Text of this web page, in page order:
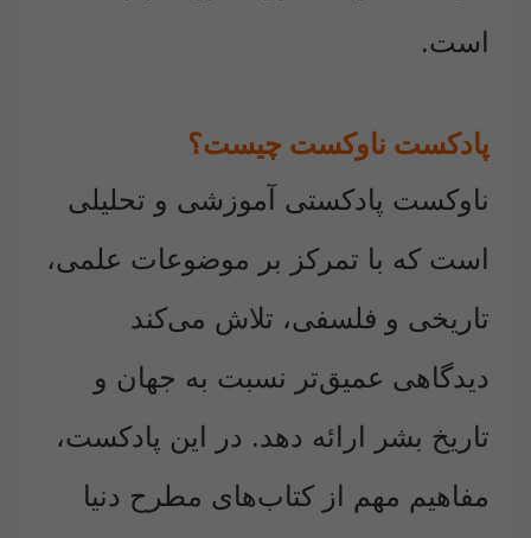
است.
پادکست ناوکست چیست؟
ناوکست پادکستی آموزشی و تحلیلی
است که با تمرکز بر موضوعات علمی،
تاریخی و فلسفی، تلاش می‌کند
دیدگاهی عمیق‌تر نسبت به جهان و
تاریخ بشر ارائه دهد. در این پادکست،
مفاهیم مهم از کتاب‌های مطرح دنیا